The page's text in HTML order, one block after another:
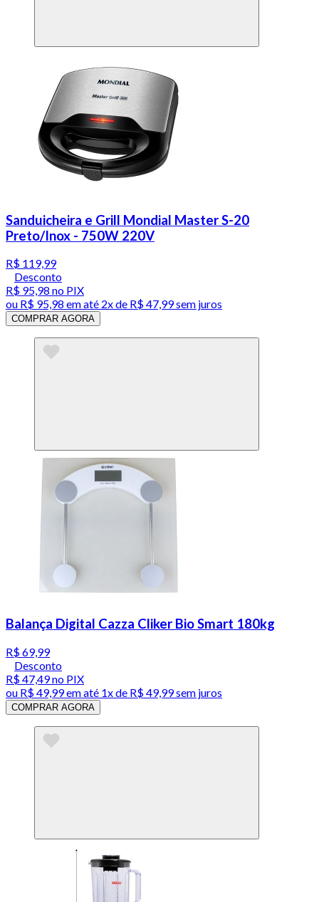
Sanduicheira e Grill Mondial Master S-20
Preto/Inox - 750W 220V
R$ 119,99
Desconto
R$ 95,98 no PIX
ou R$ 95,98 em até 2x de R$ 47,99 sem juros
COMPRAR AGORA
Balança Digital Cazza Cliker Bio Smart 180kg
R$ 69,99
Desconto
R$ 47,49no PIX
ou R$ 49,99em até 1x de R$ 49,99sem juros
COMPRAR AGORA